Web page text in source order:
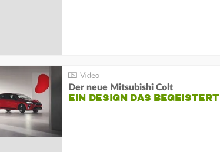
Der neue Mitsubishi Colt
EIN DESIGN DAS BEGEISTERT